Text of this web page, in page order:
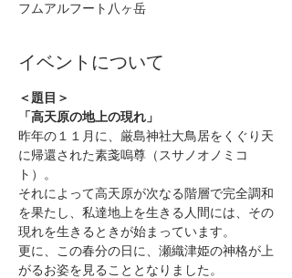
フムアルフート八ヶ岳
イベントについて
＜題目＞
「高天原の地上の現れ」
昨年の１１月に、厳島神社大鳥居をくぐり天
に帰還された素戔嗚尊（スサノオノミコ
ト）。
それによって高天原が次なる階層で完全調和
を果たし、私達地上を生きる人間には、その
現れを生きるときが始まっています。
更に、この春分の日に、瀬織津姫の神格が上
がるお姿を見ることとなりました。